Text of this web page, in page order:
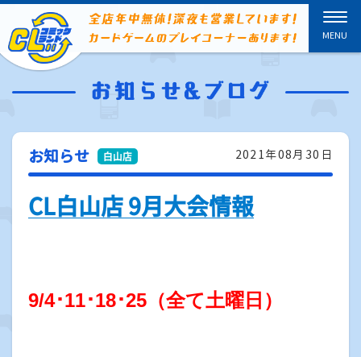
2021年08月30日
お知らせ
CL白山店 9月大会情報
9/4･11･18･25（全て土曜日）